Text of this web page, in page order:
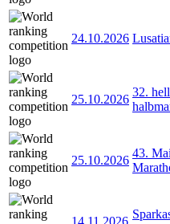
24.10.2026
25.10.2026
32.
25.10.2026
43.